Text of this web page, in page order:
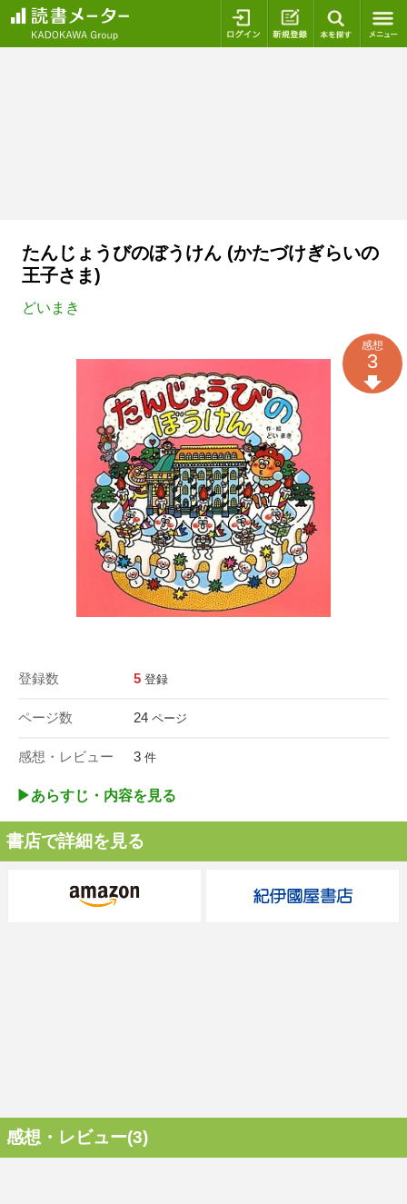
ログイン 新規登録
たんじょうびのぼうけん (かたづけぎらいの
王子さま)
どいまき
登録数 5 登録
ページ数 24 ページ
感想・レビュー 3 件
感想
3
▶︎あらすじ・内容を見る
書店で詳細を見る
感想・レビュー(3)